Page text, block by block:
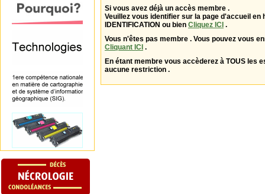
Si vous avez déjà un accès membre .
Veuillez vous identifier sur la page d'accueil en
IDENTIFICATION ou bien Cliquez ICI .
Vous n'êtes pas membre . Vous pouvez vous
Cliquant ICI .
En étant membre vous accèderez à TOUS les
aucune restriction .